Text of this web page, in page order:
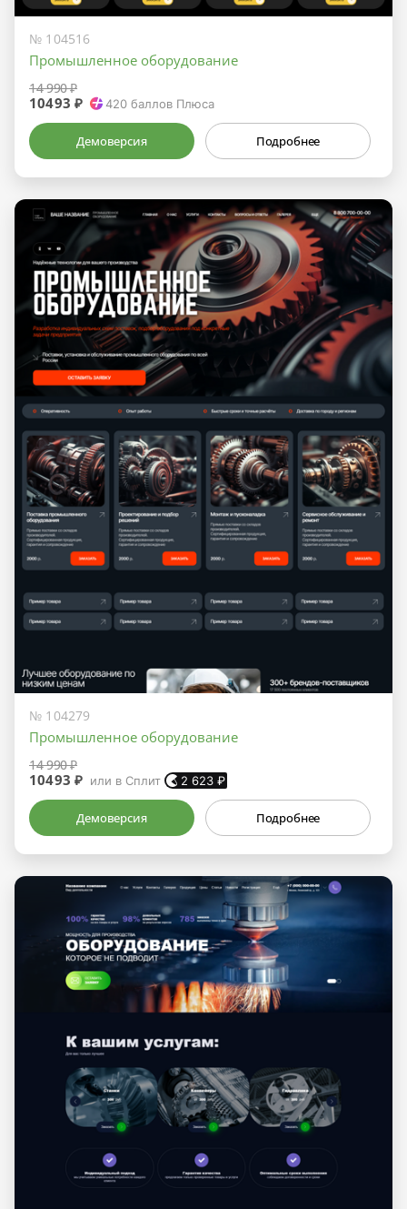
№ 104516
Промышленное оборудование
14 990 ₽
10493 ₽ 420 баллов Плюса
Демоверсия Подробнее
№ 104279
Промышленное оборудование
14 990 ₽
10493 ₽ или в Сплит 2 623 ₽
Демоверсия Подробнее